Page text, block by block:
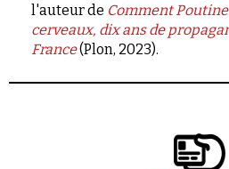
l'auteur de Comment
cerveaux, dix ans de
France(Plon, 2023).